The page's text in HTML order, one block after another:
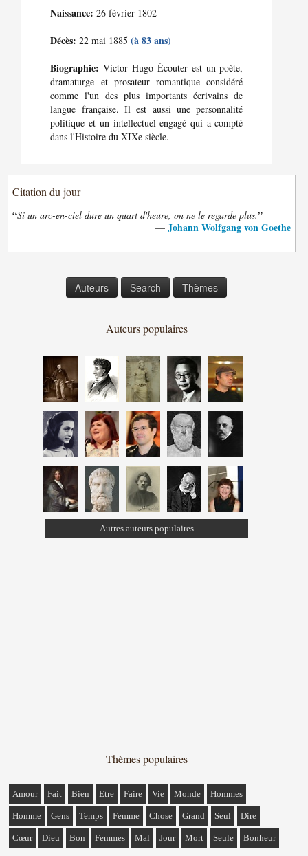
Naissance: 26 février 1802
Décès: 22 mai 1885(à 83 ans)
Biographie: Victor Hugo Écouter est un poète,
dramaturge et prosateur romantique considéré
comme l'un des plus importants écrivains de
langue française. Il est aussi une personnalité
politique et un intellectuel engagé qui a compté
dans l'Histoire du XIXe siècle.
Citation du jour
“Si un arc-en-ciel dure un quart d'heure, on ne le regarde plus.”
— Johann Wolfgang von Goethe
Auteurs Search Thèmes
Auteurs populaires
Autres auteurs populaires
Thèmes populaires
Amour Fait Bien Etre Faire Vie Monde Hommes
Homme Gens Temps Femme Chose Grand Seul Dire
Cœur Dieu Bon Femmes Mal Jour Mort Seule Bonheur